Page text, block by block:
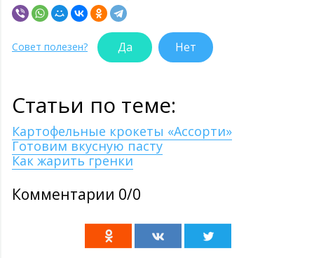
Совет полезен? Да Нет
Статьи по теме:
Картофельные крокеты «Ассорти»
Готовим вкусную пасту
Как жарить гренки
Комментарии 0/0